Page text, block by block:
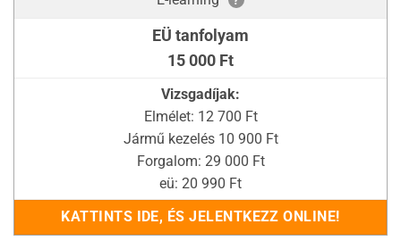
EÜ tanfolyam
15 000 Ft
Vizsgadíjak:
Elmélet: 12 700 Ft
Jármű kezelés 10 900 Ft
Forgalom: 29 000 Ft
eü: 20 990 Ft
KATTINTS IDE, ÉS JELENTKEZZ ONLINE!